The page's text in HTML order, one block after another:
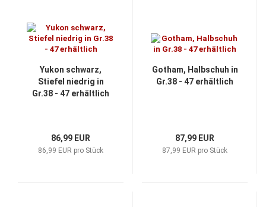
Yukon schwarz,
Stiefel niedrig in
Gr.38 - 47 erhältlich
86,99 EUR
86,99 EUR pro Stück
Gotham, Halbschuh in
Gr.38 - 47 erhältlich
87,99 EUR
87,99 EUR pro Stück